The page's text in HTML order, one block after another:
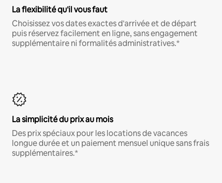
La flexibilité qu'il vous faut
Choisissez vos dates exactes d'arrivée et de départ
puis réservez facilement en ligne, sans engagement
supplémentaire ni formalités administratives.*
La simplicité du prix au mois
Des prix spéciaux pour les locations de vacances
longue durée et un paiement mensuel unique sans frais
supplémentaires.*